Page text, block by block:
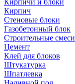
Кирпичи и блоки
Кирпич
Стеновые блоки
Газобетонный блок
Строительные смеси
Цемент
Клей для блоков
Штукатурка
Шпатлевка